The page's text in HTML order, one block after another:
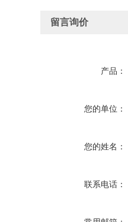
留言询价
产品：
您的单位：
您的姓名：
联系电话：